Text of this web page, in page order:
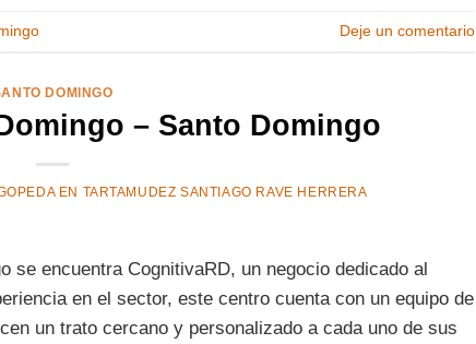
Deje un comentario
DOMINGO
– Santo Domingo
EN TARTAMUDEZ SANTIAGO RAVE HERRERA
se encuentra CognitivaRD, un negocio dedicado al
en el sector, este centro cuenta con un equipo de
un trato cercano y personalizado a cada uno de sus